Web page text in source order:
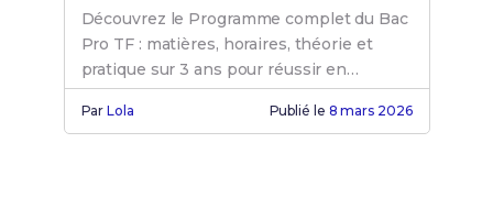
Découvrez le Programme complet du Bac
Pro TF : matières, horaires, théorie et
pratique sur 3 ans pour réussir en
transport fluvial.
ParLola Publié le 8 mars 2026